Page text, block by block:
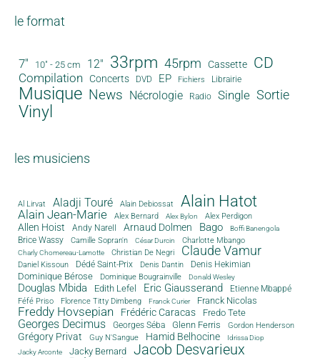
le format
7" 10" - 25 cm 12" 33rpm 45rpm Cassette CD
Compilation Concerts DVD EP Fichiers Librairie
Musique News Nécrologie Radio Single Sortie
Vinyl
les musiciens
Al Lirvat Aladji Touré Alain Debiossat Alain Hatot
Alain Jean-Marie Alex Bernard Alex Bylon Alex Perdigon
Allen Hoist Andy Narell Arnaud Dolmen Bago Boffi Banengola
Brice Wassy Camille Sopran'n César Durcin Charlotte Mbango
Charly Chomereau-Lamotte Christian De Negri Claude Vamur
Daniel Kissoun Dédé Saint-Prix Denis Dantin Denis Hekimian
Dominique Bérose Dominique Bougrainville Donald Wesley
Douglas Mbida Edith Lefel Eric Giausserand Etienne Mbappé
Féfé Priso Florence Titty Dimbeng Franck Curier Franck Nicolas
Freddy Hovsepian Frédéric Caracas Fredo Tete
Georges Decimus Georges Séba Glenn Ferris Gordon Henderson
Grégory Privat Guy N'Sangue Hamid Belhocine
Idrissa Diop
Jacky Arconte
Jacky Bernard Jacob Desvarieux